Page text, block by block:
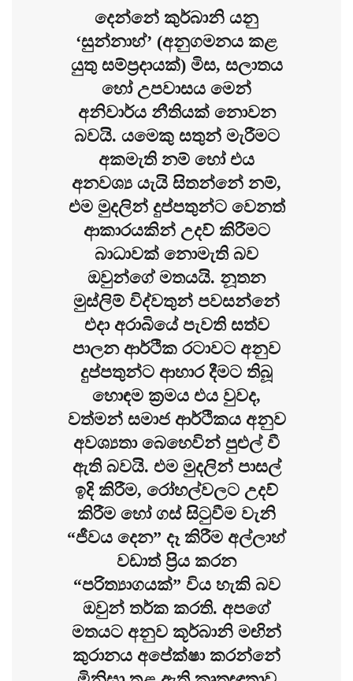
දෙන්නේ කුර්බානි යනු
‘සුන්නාහ්’ (අනුගමනය කළ
යුතු සම්ප්‍රදායක්) මිස, සලාතය
හෝ උපවාසය මෙන්
අනිවාර්ය නීතියක් නොවන
බවයි. යමෙකු සතුන් මැරීමට
අකමැති නම් හෝ එය
අනවශ්‍ය යැයි සිතන්නේ නම්,
එම මුදලින් දුප්පතුන්ට වෙනත්
ආකාරයකින් උදව් කිරීමට
බාධාවක් නොමැති බව
ඔවුන්ගේ මතයයි. නූතන
මුස්ලිම් විද්වතුන් පවසන්නේ
එදා අරාබියේ පැවති සත්ව
පාලන ආර්ථික රටාවට අනුව
දුප්පතුන්ට ආහාර දීමට තිබූ
හොඳම ක්‍රමය එය වුවද,
වත්මන් සමාජ ආර්ථිකය අනුව
අවශ්‍යතා බෙහෙවින් පුළුල් වී
ඇති බවයි. එම මුදලින් පාසල්
ඉදි කිරීම, රෝහල්වලට උදව්
කිරීම හෝ ගස් සිටුවීම වැනි
“ජීවය දෙන” දෑ කිරීම අල්ලාහ්
වඩාත් ප්‍රිය කරන
“පරිත්‍යාගයක්” විය හැකි බව
ඔවුන් තර්ක කරති. අපගේ
මතයට අනුව කූර්බානි මඟින්
කුරානය අපේක්ෂා කරන්නේ